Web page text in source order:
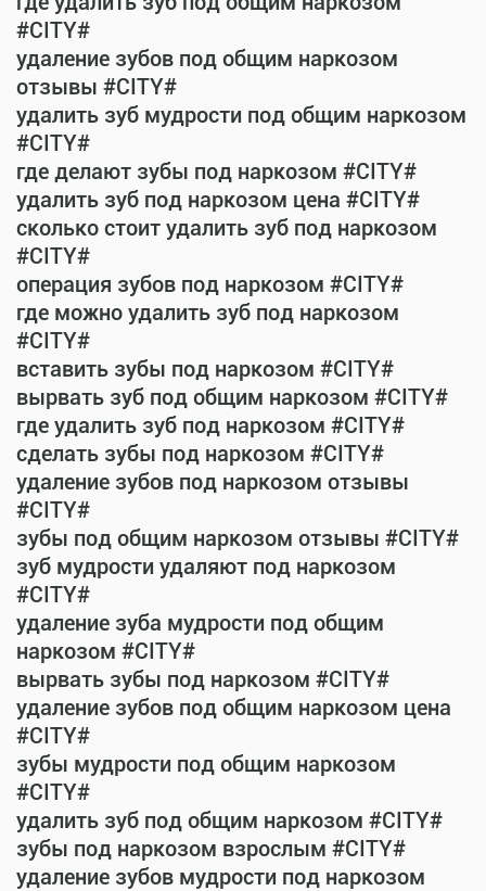
#CITY#
удаление зубов под общим наркозом
отзывы #CITY#
удалить зуб мудрости под общим наркозом
#CITY#
где делают зубы под наркозом #CITY#
удалить зуб под наркозом цена #CITY#
сколько стоит удалить зуб под наркозом
#CITY#
операция зубов под наркозом #CITY#
где можно удалить зуб под наркозом
#CITY#
вставить зубы под наркозом #CITY#
вырвать зуб под общим наркозом #CITY#
где удалить зуб под наркозом #CITY#
сделать зубы под наркозом #CITY#
удаление зубов под наркозом отзывы
#CITY#
зубы под общим наркозом отзывы #CITY#
зуб мудрости удаляют под наркозом
#CITY#
удаление зуба мудрости под общим
наркозом #CITY#
вырвать зубы под наркозом #CITY#
удаление зубов под общим наркозом цена
#CITY#
зубы мудрости под общим наркозом
#CITY#
удалить зуб под общим наркозом #CITY#
зубы под наркозом взрослым #CITY#
удаление зубов мудрости под наркозом